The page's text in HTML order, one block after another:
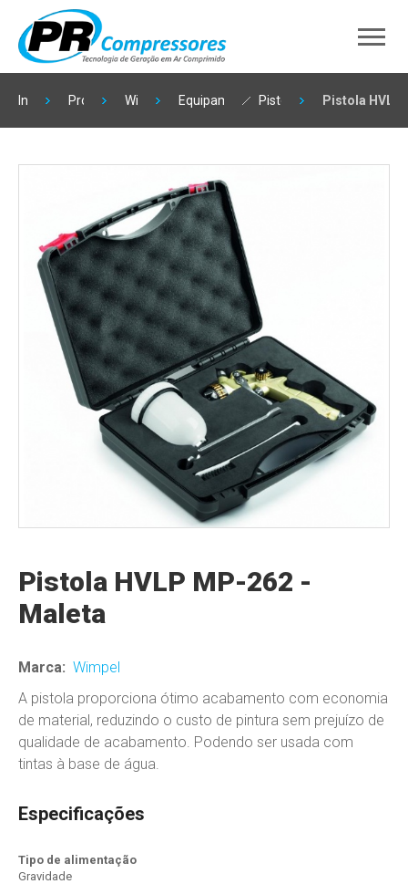
Inicial Produtos Wimpel Equipamentos para Pintura
Pistolas HVLPPistola HVLP
Pistola HVLP MP-262 -
Maleta
Marca: Wimpel
A pistola proporciona ótimo acabamento com economia
de material, reduzindo o custo de pintura sem prejuízo de
qualidade de acabamento. Podendo ser usada com
tintas à base de água.
Especificações
Tipo de alimentação
Gravidade